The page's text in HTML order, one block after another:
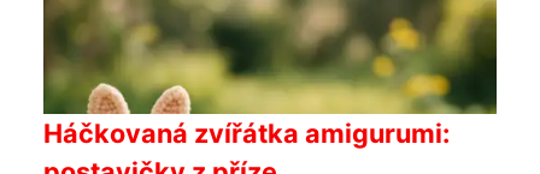
Háčkovaná zvířátka amigurumi: